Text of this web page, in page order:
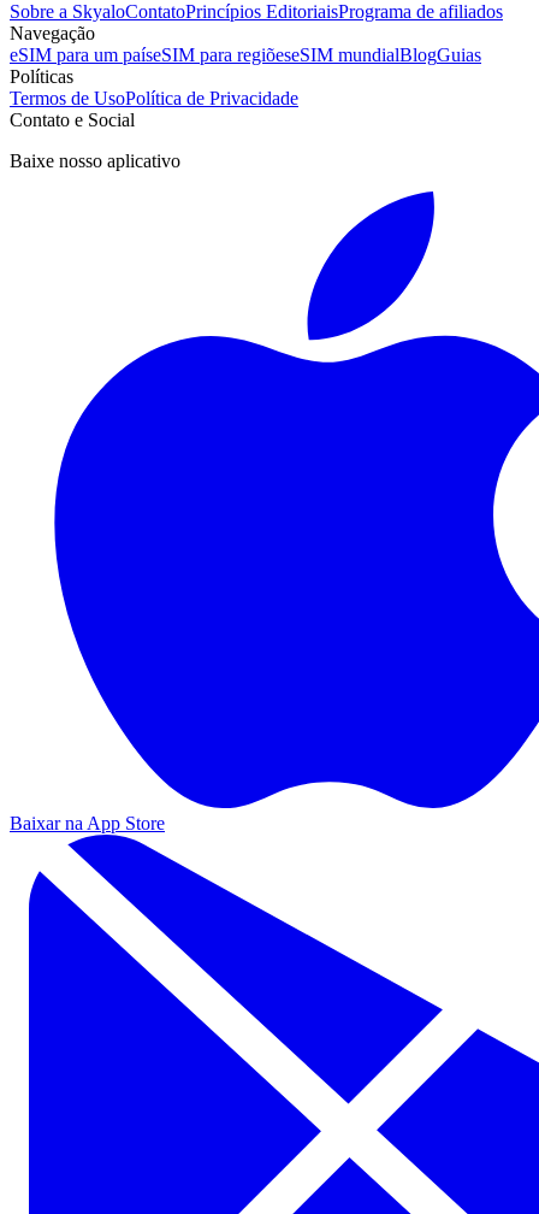
Sobre a SkyaloContatoPrincípios EditoriaisPrograma de afiliados
Navegação
eSIM para um paíseSIM para regiõeseSIM mundialBlogGuias
Políticas
Termos de UsoPolítica de Privacidade
Contato e Social
Baixe nosso aplicativo
Baixar na App Store